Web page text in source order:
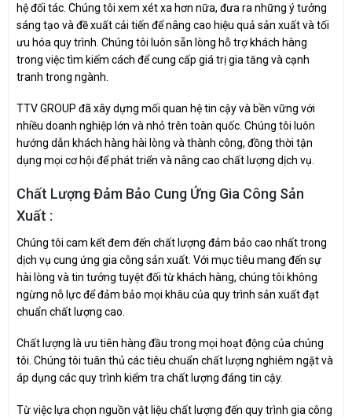
hệ đối tác. Chúng tôi xem xét xa hơn nữa, đưa ra những ý tưởng
sáng tạo và đề xuất cải tiến để nâng cao hiệu quả sản xuất và tối
ưu hóa quy trình. Chúng tôi luôn sẵn lòng hỗ trợ khách hàng
trong việc tìm kiếm cách để cung cấp giá trị gia tăng và cạnh
tranh trong ngành.
TTV GROUP đã xây dựng mối quan hệ tin cậy và bền vững với
nhiều doanh nghiệp lớn và nhỏ trên toàn quốc. Chúng tôi luôn
hướng dẫn khách hàng hài lòng và thành công, đồng thời tận
dụng mọi cơ hội để phát triển và nâng cao chất lượng dịch vụ.
Chất Lượng Đảm Bảo Cung Ứng Gia Công Sản
Xuất :
Chúng tôi cam kết đem đến chất lượng đảm bảo cao nhất trong
dịch vụ cung ứng gia công sản xuất. Với mục tiêu mang đến sự
hài lòng và tin tưởng tuyệt đối từ khách hàng, chúng tôi không
ngừng nỗ lực để đảm bảo mọi khâu của quy trình sản xuất đạt
chuẩn chất lượng cao.
Chất lượng là ưu tiên hàng đầu trong mọi hoạt động của chúng
tôi. Chúng tôi tuân thủ các tiêu chuẩn chất lượng nghiêm ngặt và
áp dụng các quy trình kiểm tra chất lượng đáng tin cậy.
Từ việc lựa chọn nguồn vật liệu chất lượng đến quy trình gia công